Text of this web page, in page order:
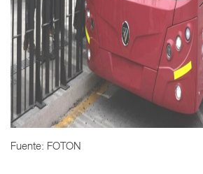
Fuente: FOTON